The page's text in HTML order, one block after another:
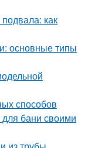
как
основные типы
способов
для бани своими